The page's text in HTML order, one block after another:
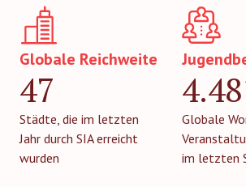
Globale Reichweite
47
Städte, die im letzten
Jahr durch SIA erreicht
wurden
Globale
im letzten